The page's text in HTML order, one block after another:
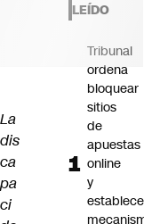
La
dis
ca
pa
ci
LEÍDO
Tribunal
ordena
bloquear
sitios
de
apuestas
online
y
establece